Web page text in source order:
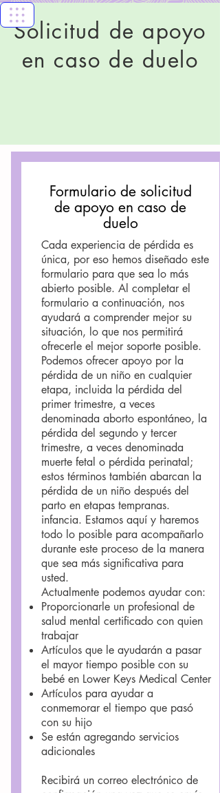
Florida Keys
Healthy Start
Solicitud de apoyo
en caso de duelo
Formulario de solicitud
de apoyo en caso de
duelo
Cada experiencia de pérdida es
única, por eso hemos diseñado este
formulario para que sea lo más
abierto posible. Al completar el
formulario a continuación, nos
ayudará a comprender mejor su
situación, lo que nos permitirá
ofrecerle el mejor soporte posible.
Podemos ofrecer apoyo por la
pérdida de un niño en cualquier
etapa, incluida la pérdida del
primer trimestre, a veces
denominada aborto espontáneo, la
pérdida del segundo y tercer
trimestre, a veces denominada
muerte fetal o pérdida perinatal;
estos términos también abarcan la
pérdida de un niño después del
parto en etapas tempranas.
infancia. Estamos aquí y haremos
todo lo posible para acompañarlo
durante este proceso de la manera
que sea más significativa para
usted.
Actualmente podemos ayudar con:
Proporcionarle un profesional de
salud mental certificado con quien
trabajar
Artículos que le ayudarán a pasar
el mayor tiempo posible con su
bebé en Lower Keys Medical Center
Artículos para ayudar a
conmemorar el tiempo que pasó
con su hijo
Se están agregando servicios
adicionales
Recibirá un correo electrónico de